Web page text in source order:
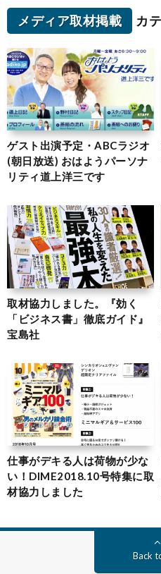
メディア取材掲載 カ
ゲスト出演予定・ABCラジオ
(朝日放送) おはようパーソナ
リティ道上洋三です
取材協力しました。『効く
「ビジネス書」徹底ガイド』
宝島社
仕事がデキる人は荷物が少な
い！DIME2018.10号特集に取
材協力しました
Back